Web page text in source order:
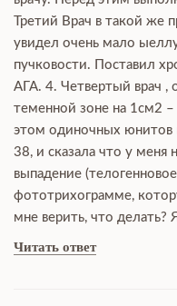
Третий Врач в такой же
увидел очень мало
пучковости. Поставил
АГА. 4. Четвертый врач ,
теменной зоне на 1см2
этом одиночных юнитов
38, и сказала что у меня
выпадение
фототрихограмме,
мне верить, что делать?
Читать ответ